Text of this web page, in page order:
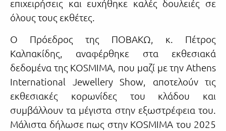
επιχειρήσεις και ευχήθηκε καλές δουλειές σε
όλους τους εκθέτες.
Ο Πρόεδρος της ΠΟΒΑΚΩ, κ. Πέτρος
Καλπακίδης, αναφέρθηκε στα εκθεσιακά
δεδομένα της KOSMIMA, που μαζί με την Athens
International Jewellery Show, αποτελούν τις
εκθεσιακές κορωνίδες του κλάδου και
συμβάλλουν τα μέγιστα στην εξωστρέφεια του.
Μάλιστα δήλωσε πως στην KOSMIMA του 2025